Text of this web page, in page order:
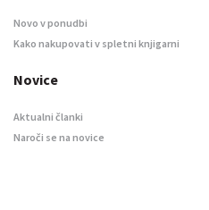
Novo v ponudbi
Kako nakupovati v spletni knjigarni
Novice
Aktualni članki
Naroči se na novice